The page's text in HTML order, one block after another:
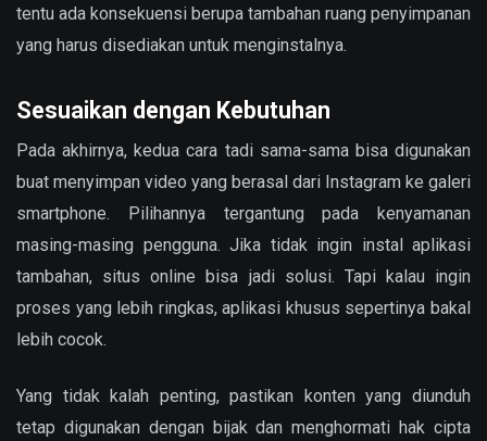
tentu ada konsekuensi berupa tambahan ruang penyimpanan
yang harus disediakan untuk menginstalnya.
Sesuaikan dengan Kebutuhan
Pada akhirnya, kedua cara tadi sama-sama bisa digunakan
buat menyimpan video yang berasal dari Instagram ke galeri
smartphone. Pilihannya tergantung pada kenyamanan
masing-masing pengguna. Jika tidak ingin instal aplikasi
tambahan, situs online bisa jadi solusi. Tapi kalau ingin
proses yang lebih ringkas, aplikasi khusus sepertinya bakal
lebih cocok.
Yang tidak kalah penting, pastikan konten yang diunduh
tetap digunakan dengan bijak dan menghormati hak cipta